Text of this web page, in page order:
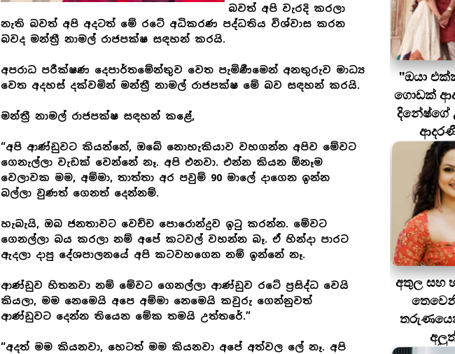
බවත් අපි වැරදි කරලා
නැති බවත් අපි අදටත් මේ රටේ අධිකරණ පද්ධතිය විශ්වාස කරන
බවද මන්ත්‍රී නාමල් රාජපක්ෂ සඳහන් කරයි.
අපරාධ පරීක්ෂණ දෙපාර්තමේන්තුව වෙත පැමිණීමෙන් අනතුරුව මාධ්‍ය
වෙත අදහස් දක්වමින් මන්ත්‍රී නාමල් රාජපක්ෂ මේ බව සඳහන් කරයි.
මන්ත්‍රී නාමල් රාජපක්ෂ සඳහන් කළේ,
“අපි ආණ්ඩුවට කියන්නේ, ඔබේ නොහැකියාව වහගන්න අපිව මේවට
ගෙනැල්ලා වැඩක් වෙන්නේ නෑ. අපි එනවා. එන්න කියන ඕනෑම
වෙලාවක මම, අම්මා, තාත්තා අර පවුම් 90 මාලේ දාගෙන ඉන්න
බල්ලා වුණත් ගෙනත් දෙන්නම්.
හැබැයි, ඔබ ජනතාවට වෙච්ච පොරොන්දුව ඉටු කරන්න. මේවට
ගෙනල්ලා බය කරලා නම් අපේ කටවල් වහන්න බෑ. ඒ හින්දා පාරට
ඇදලා දාපු දේශපාලනයේ අපි කටවහගෙන නම් ඉන්නේ නෑ.
ආණ්ඩුව හිතනවා නම් මේවට ගෙනල්ලා ආණ්ඩුව රටේ ප්‍රසිද්ධ වෙයි
කියලා, මම නෙමෙයි අපෙ අම්මා නෙමෙයි කවුරු ගෙන්නුවත්
ආණ්ඩුවට දෙන්න තියෙන මේක තමයි උත්තරේ.”
“අදත් මම කියනවා, හෙටත් මම කියනවා අපේ අත්වල ලේ නෑ. අපි
''ඔයා
ගොඩක්
අතුල සහ